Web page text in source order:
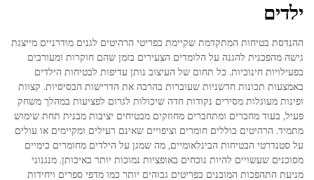
ילדים
ההנדסת בטיחות המתקדמת שקיימת בפריטי הרהיטים לגנים מודרניים מייצגת
גישה מהפכנית להגנה על הלומדים הצעירים בזמן שהם חוקרות ומעורבים
בפעילויות חינוכיות. כל תחום של העיצוב נותן עדיפות לבטיחות הילדים
באמצעות תכונות חדשניות שעוברות בהרבה את הדרישות הבסיסיות. קצוות
ופינות מעוגלות מסירים נקודות חדה שיכולות לגרום לפציעות במהלך משחק
פעיל, בעוד מחברים ומתחברים מחוזקים מבטיחים יציבות מבנית תחת שימוש
מתמיד. הרהיטים כוללים חומרים וציפויים שאינם רעילים ומקיימים או עולים
על סטנדרטי הבטיחות הבינלאומיים, מה שמגן על הילדים מחומרים כימיים
מסוכנים שעשויים להיות נוכחים באופציות נמוכות יותר באיכותן. מנגנוני
מניעת התהפכות המובנים בפריטים גבוהים יותר כמו מדפי ספרים ויחידות